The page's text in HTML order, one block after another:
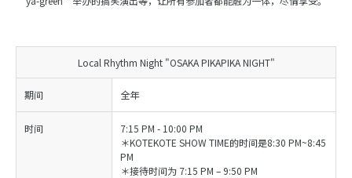
Local Rhythm Night "OSAKA PIKAPIKA NIGHT"
期间 全年
时间
7:15 PM - 10:00 PM
＊KOTEKOTE SHOW TIME的时间是8:30 PM~8:45
PM
＊接待时间为 7:15 PM – 9:50 PM